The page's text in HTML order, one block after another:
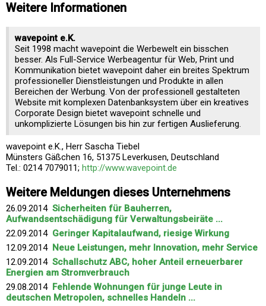
Weitere Informationen
wavepoint e.K.
Seit 1998 macht wavepoint die Werbewelt ein bisschen
besser. Als Full-Service Werbeagentur für Web, Print und
Kommunikation bietet wavepoint daher ein breites Spektrum
professioneller Dienstleistungen und Produkte in allen
Bereichen der Werbung. Von der professionell gestalteten
Website mit komplexen Datenbanksystem über ein kreatives
Corporate Design bietet wavepoint schnelle und
unkomplizierte Lösungen bis hin zur fertigen Auslieferung.
wavepoint e.K., Herr Sascha Tiebel
Münsters Gäßchen 16, 51375 Leverkusen, Deutschland
Tel.: 0214 7079011; http://www.wavepoint.de
Weitere Meldungen dieses Unternehmens
26.09.2014 Sicherheiten für Bauherren,
Aufwandsentschädigung für Verwaltungsbeiräte ...
22.09.2014 Geringer Kapitalaufwand, riesige Wirkung
12.09.2014 Neue Leistungen, mehr Innovation, mehr Service
12.09.2014 Schallschutz ABC, hoher Anteil erneuerbarer
Energien am Stromverbrauch
29.08.2014 Fehlende Wohnungen für junge Leute in
deutschen Metropolen, schnelles Handeln ...